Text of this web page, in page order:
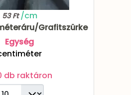
53 Ft/cm
Grafitszürke
Egység
db raktáron